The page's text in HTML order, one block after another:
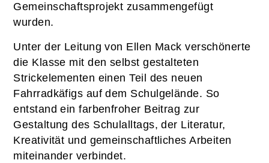
Gemeinschaftsprojekt zusammengefügt
wurden.
Unter der Leitung von Ellen Mack verschönerte
die Klasse mit den selbst gestalteten
Strickelementen einen Teil des neuen
Fahrradkäfigs auf dem Schulgelände. So
entstand ein farbenfroher Beitrag zur
Gestaltung des Schulalltags, der Literatur,
Kreativität und gemeinschaftliches Arbeiten
miteinander verbindet.